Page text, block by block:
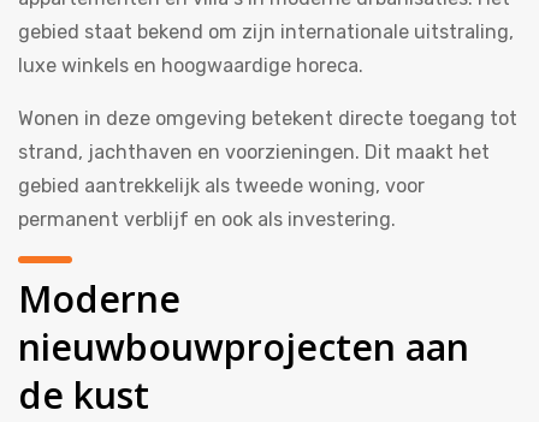
gebied staat bekend om zijn internationale uitstraling,
luxe winkels en hoogwaardige horeca.
Wonen in deze omgeving betekent directe toegang tot
strand, jachthaven en voorzieningen. Dit maakt het
gebied aantrekkelijk als tweede woning, voor
permanent verblijf en ook als investering.
Moderne
nieuwbouwprojecten aan
de kust